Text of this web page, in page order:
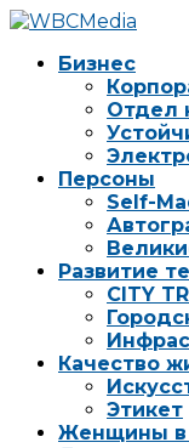
Бизнес
Отдел
Персоны
Self-
Развитие
CITY
Качество
Этикет
Женщины в